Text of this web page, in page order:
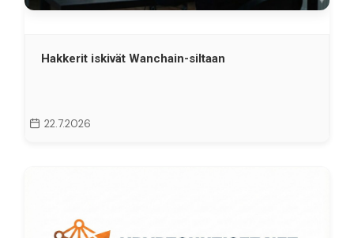
Hakkerit iskivät Wanchain-siltaan
22.7.2026